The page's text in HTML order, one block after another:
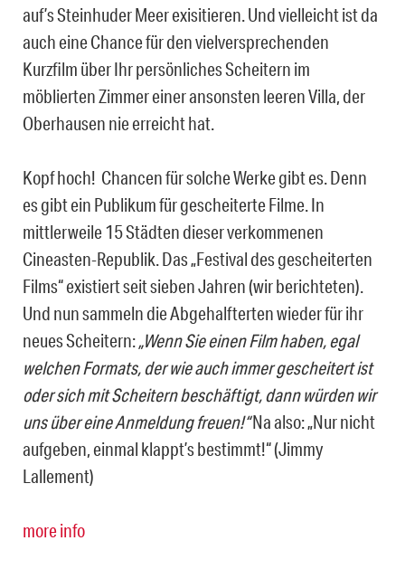
auf’s Steinhuder Meer exisitieren. Und vielleicht ist da
auch eine Chance für den vielversprechenden
Kurzfilm über Ihr persönliches Scheitern im
möblierten Zimmer einer ansonsten leeren Villa, der
Oberhausen nie erreicht hat.
Kopf hoch! Chancen für solche Werke gibt es. Denn
es gibt ein Publikum für gescheiterte Filme. In
mittlerweile 15 Städten dieser verkommenen
Cineasten-Republik. Das „Festival des gescheiterten
Films“ existiert seit sieben Jahren (wir berichteten).
Und nun sammeln die Abgehalfterten wieder für ihr
neues Scheitern:„Wenn Sie einen Film haben, egal
welchen Formats, der wie auch immer gescheitert ist
oder sich mit Scheitern beschäftigt, dann würden wir
uns über eine Anmeldung freuen!“Na also: „Nur nicht
aufgeben, einmal klappt’s bestimmt!“ (Jimmy
Lallement)
more info